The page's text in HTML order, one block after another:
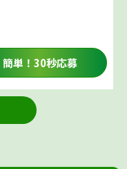
簡単！30秒応募